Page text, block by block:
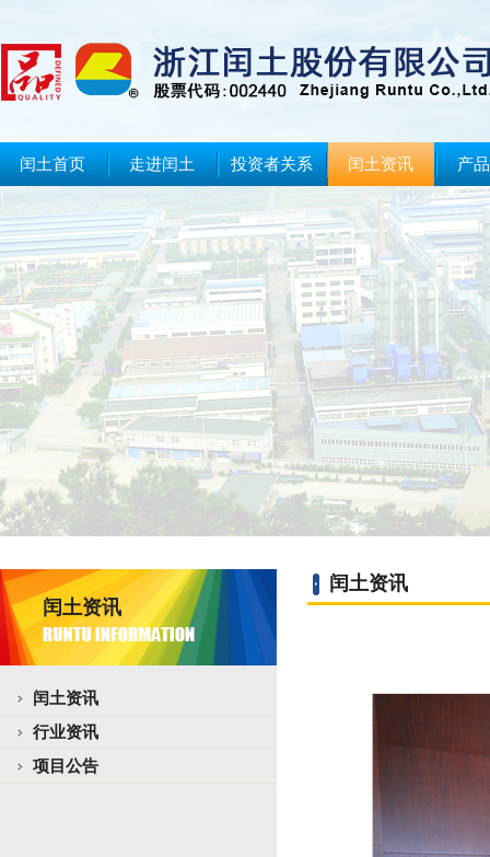
闰土首页 走进闰土 投资者关系 闰土资讯 产
闰土资讯
闰土资讯
行业资讯
项目公告
闰土资讯